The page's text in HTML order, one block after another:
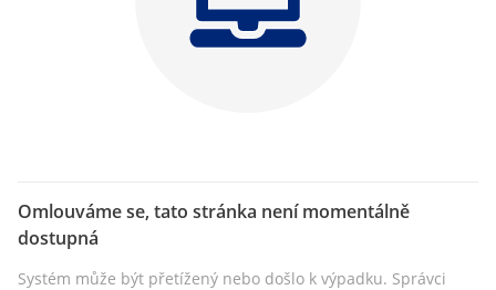
Omlouváme se, tato stránka není momentálně
dostupná
Systém může být přetížený nebo došlo k výpadku. Správci